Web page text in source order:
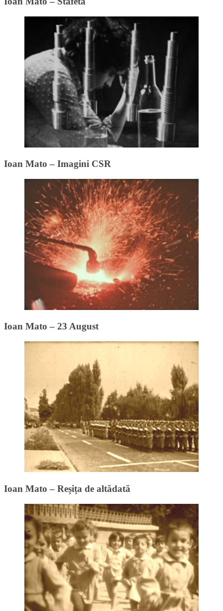
Ioan Mato – Imagini CSR
Ioan Mato – 23 August
Ioan Mato – Reșița de altădată